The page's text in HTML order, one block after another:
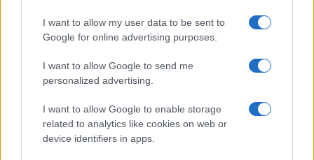
I want to allow my user data to be sent to
Google for online advertising purposes.
I want to allow Google to send me
personalized advertising.
I want to allow Google to enable storage
related to analytics like cookies on web or
device identifiers in apps.